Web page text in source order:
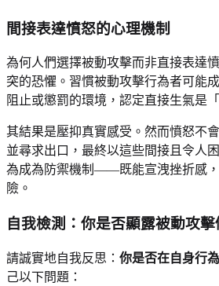
間接表達憤怒的心理機制
為何人們選擇被動攻擊而非直接表達
突的恐懼。習慣被動攻擊行為者可能
阻止或懲罰的環境，認定直接生氣是
其結果是壓抑真實感受。然而憤怒不
並尋求出口，最終以這些間接且令人
為成為防禦機制——既能宣洩挫折感
險。
自我檢測：你是否顯露被動攻擊
請誠實地自我反思： 你是否在自身行
己以下問題：